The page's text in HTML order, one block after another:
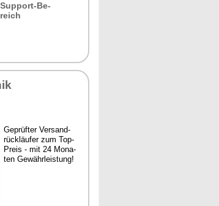
Sup­port-Be­
reich
Ge­prüf­ter Ver­sand­
rück­läu­fer zum Top-
Preis - mit 24 Mo­na­
ten Ge­währ­leis­tung!